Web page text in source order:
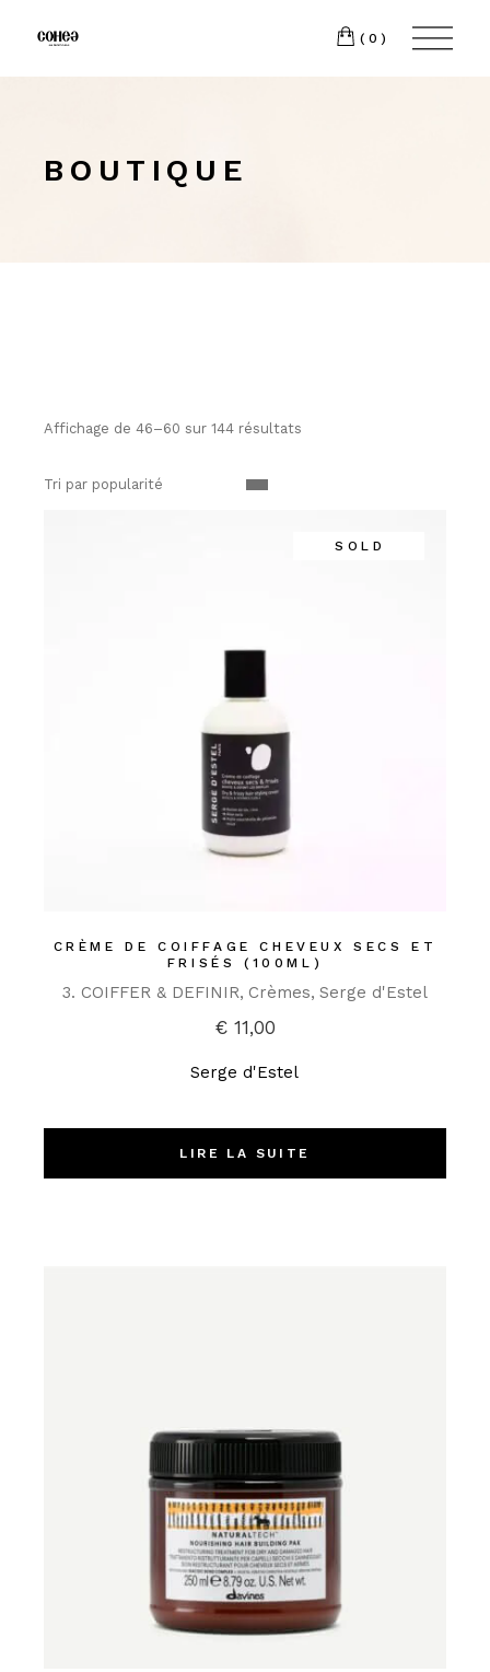
(0)
BOUTIQUE
Affichage de 46–60 sur 144 résultats
Tri par popularité
SOLD
CRÈME DE COIFFAGE CHEVEUX SECS ET
FRISÉS (100ML)
3. COIFFER & DEFINIR Crèmes Serge d'Estel
€11,00
Serge d'Estel
LIRE LA SUITE